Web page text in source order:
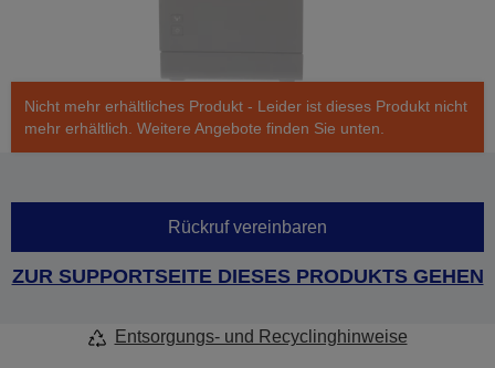
Nicht mehr erhältliches Produkt - Leider ist dieses Produkt nicht
mehr erhältlich. Weitere Angebote finden Sie unten.
Rückruf vereinbaren
ZUR SUPPORTSEITE DIESES PRODUKTS GEHEN
Entsorgungs- und Recyclinghinweise